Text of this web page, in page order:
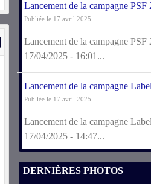
Lancement de la campagne PSF
Publiée le 17 avril 2025
Lancement de la campagne
17/04/2025 - 16:01...
Lancement de la campagne
Publiée le 17 avril 2025
Lancement de la campagne
17/04/2025 - 14:47...
DERNIÈRES PHOTOS